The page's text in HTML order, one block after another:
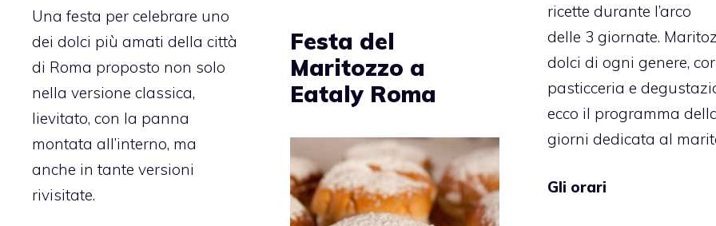
ricette durante l’arco
delle 3 giornate.
dolci di ogni genere,
pasticceria e
ecco il programma
giorni dedicata al
Gli orari
Una festa per celebrare uno
dei dolci più amati della città
di Roma proposto non solo
nella versione classica,
lievitato, con la panna
montata all’interno, ma
anche in tante versioni
rivisitate.
Festa del
Maritozzo a
Eataly Roma